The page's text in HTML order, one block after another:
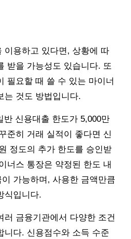
이용하고 있다면, 상황에 따
받을 가능성도 있습니다. 또
필요할 때 쓸 수 있는 마이너
는 것도 방법입니다.
반 신용대출 한도가 5,000만
준히 거래 실적이 좋다면 신
정도의 추가 한도를 승인받
너스 통장은 약정된 한도 내
가능하며, 사용한 금액만큼
식입니다.
러 금융기관에서 다양한 조건
니다. 신용점수와 소득 수준